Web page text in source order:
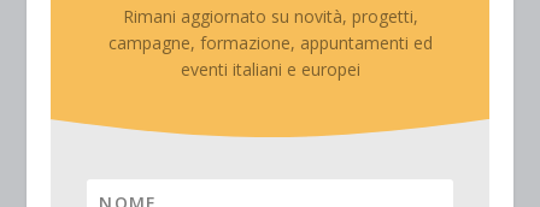
Rimani aggiornato su novità, progetti,
campagne, formazione, appuntamenti ed
eventi italiani e europei